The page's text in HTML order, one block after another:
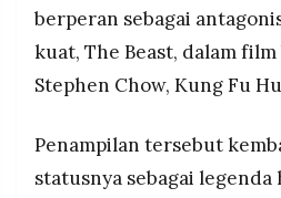
berperan sebagai
kuat, The Beast, dalam
Stephen Chow, Kung Fu
Penampilan tersebut
statusnya sebagai